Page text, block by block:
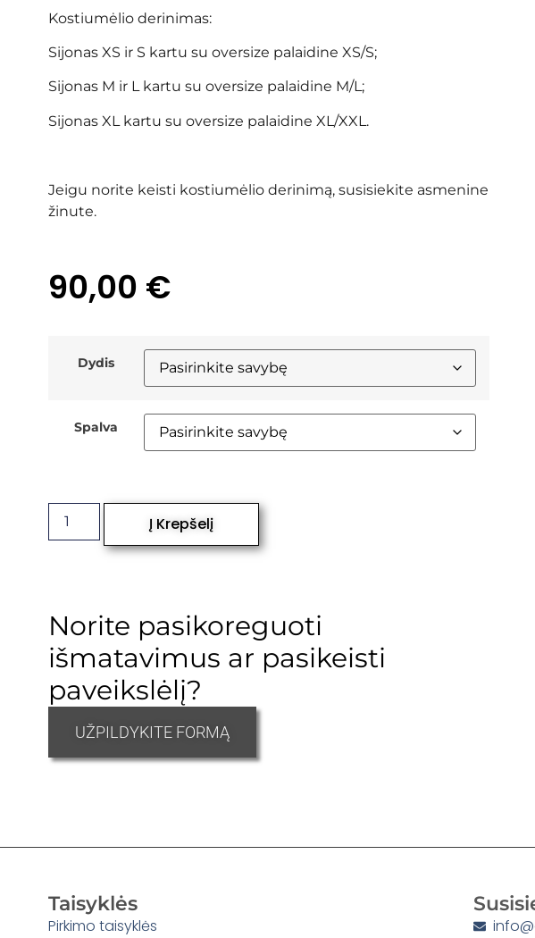
Kostiumėlio derinimas:
Sijonas XS ir S kartu su oversize palaidine XS/S;
Sijonas M ir L kartu su oversize palaidine M/L;
Sijonas XL kartu su oversize palaidine XL/XXL.
Jeigu norite keisti kostiumėlio derinimą, susisiekite asmenine
žinute.
90,00 €
Dydis
Spalva
Į Krepšelį
Norite pasikoreguoti
išmatavimus ar pasikeisti
paveikslėlį?
UŽPILDYKITE FORMĄ
Taisyklės
Pirkimo taisyklės